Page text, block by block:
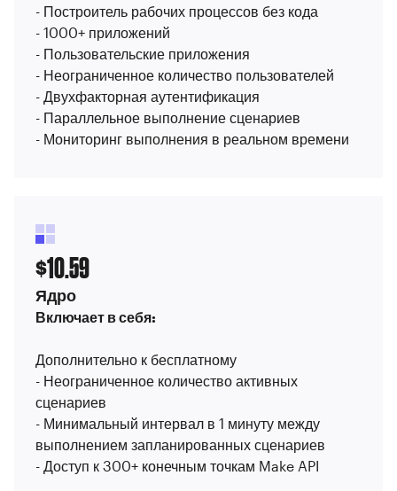
- Построитель рабочих процессов без кода
- 1000+ приложений
- Пользовательские приложения
- Неограниченное количество пользователей
- Двухфакторная аутентификация
- Параллельное выполнение сценариев
- Мониторинг выполнения в реальном времени
$10.59
Ядро
Включает в себя:
Дополнительно к бесплатному
- Неограниченное количество активных
сценариев
- Минимальный интервал в 1 минуту между
выполнением запланированных сценариев
- Доступ к 300+ конечным точкам Make API